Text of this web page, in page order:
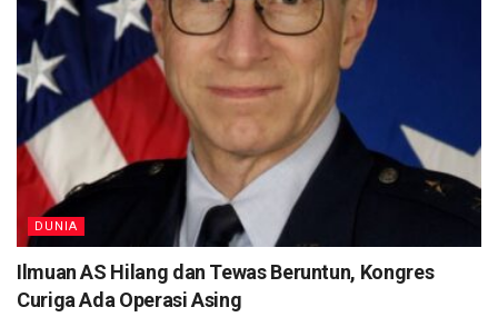
DUNIA
Ilmuan AS Hilang dan Tewas Beruntun, Kongres
Curiga Ada Operasi Asing